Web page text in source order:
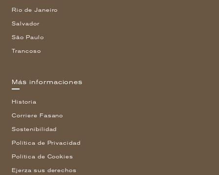
Rio de Janeiro
Salvador
São Paulo
Trancoso
Más informaciones
Historia
Corriere Fasano
Sostenibilidad
Política de Privacidad
Política de Cookies
Ejerza sus derechos